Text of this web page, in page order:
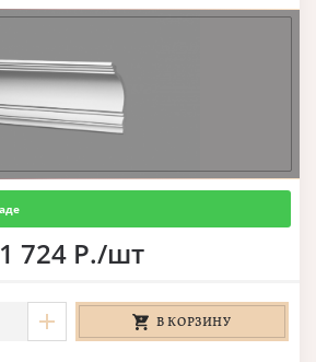
1 724 Р./шт
В КОРЗИНУ